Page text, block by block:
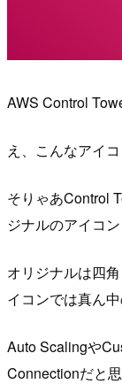
AWS Control
え、こんなアイ
そりゃあControl
ジナルのアイコ
オリジナルは四
イコンでは真ん
Auto Scalingや
Connectionだと